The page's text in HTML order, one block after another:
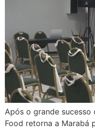
Após o grande sucesso
Food retorna a Marabá